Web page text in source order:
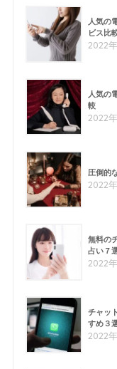
人気の
ビス比
2022
人気の
較
2022
圧倒的
2022
無料の
占い７
2022
チャッ
すめ３
2022